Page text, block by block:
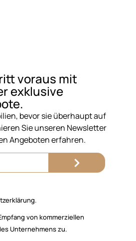
voraus mit
exklusive
bevor sie überhaupt auf
Sie unseren Newsletter
Angeboten erfahren.
von kommerziellen
Unternehmens zu.